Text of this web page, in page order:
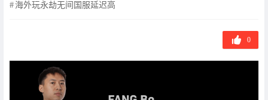
海外玩永劫无间国服延迟高
0